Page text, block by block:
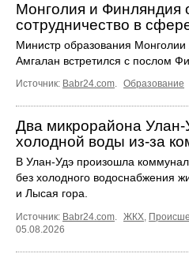
Монголия и Финляндия
сотрудничество в
Министр образования Монголии
Амгалан встретился с послом
Источник: Babr24.com. Образование
Два микрорайона
холодной воды из-за
В Улан-Удэ произошла
без холодного водоснабжения
и Лысая гора.
Источник: Babr24.com ЖКХ
05.08.2026